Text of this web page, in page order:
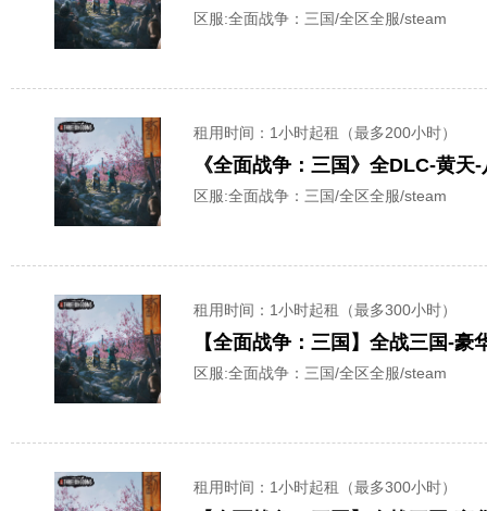
区服:全面战争：三国/全区全服/steam
租用时间 ：1小时起租（最多200小时）
《全面战争：三国》全DLC-黄
区服:全面战争：三国/全区全服/steam
租用时间 ：1小时起租（最多300小时）
【全面战争：三国】全战三国-
区服:全面战争：三国/全区全服/steam
租用时间 ：1小时起租（最多300小时）